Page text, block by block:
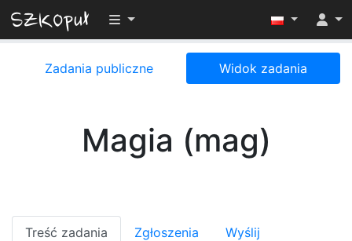
Przełącz widoczność menu
Zadania publiczne Widok zadania
Magia (mag)
Treść zadania Zgłoszenia Wyślij